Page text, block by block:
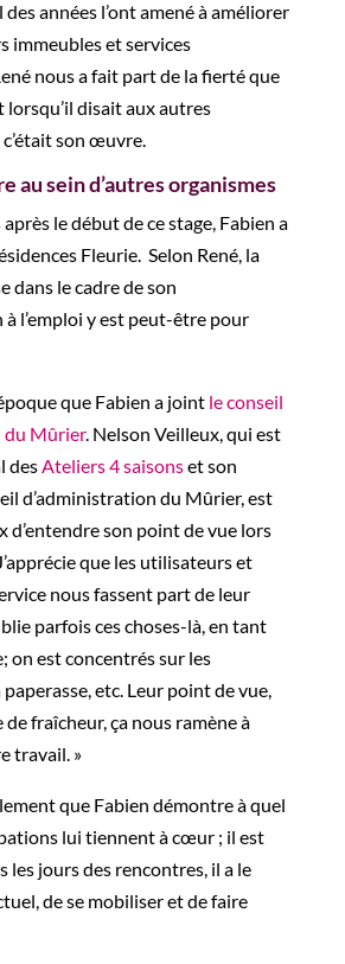
années l’ont amenéà améliorer
immeubles et services
nous a fait part de la fierté que
lorsqu’il disait aux autres
son œuvre.
au sein d’autres organismes
le début de ce stage, Fabien a
Fleurie. Selon René, la
dans le cadre de son
l’emploi y est peut-être pour
que Fabien a joint le conseil
du Mûrier. Nelson Veilleux, qui est
desAteliers 4 saisonset son
d’administration du Mûrier, est
d’entendre son point de vue lors
que les utilisateurs et
nous fassent part de leur
parfois ces choses-là, en tant
on est concentrés sur les
etc. Leur point de vue,
de fraîcheur, ça nous ramène à
travail. »
que Fabien démontre à quel
lui tiennent à cœur ; il est
les jours des rencontres, il a le
de se mobiliser et de faire